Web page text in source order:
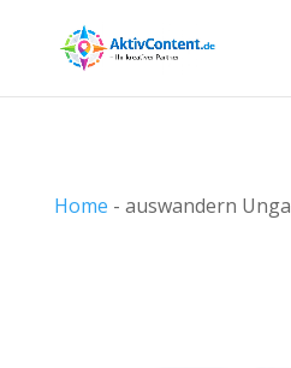
Home - auswandern